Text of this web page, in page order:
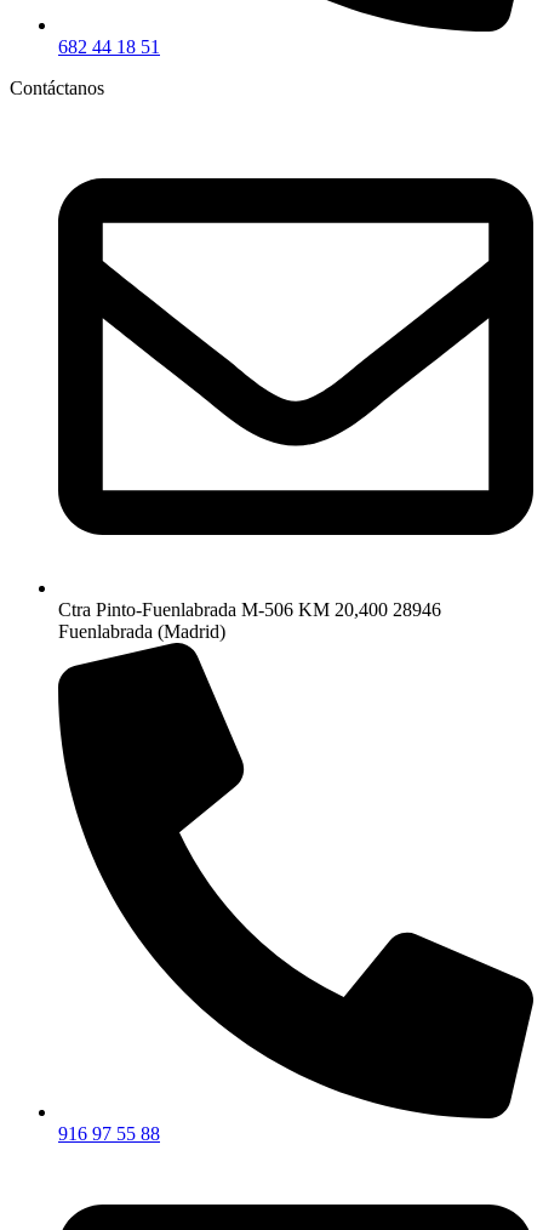
682 44 18 51
Contáctanos
Ctra Pinto-Fuenlabrada M-506 KM 20,400 28946
Fuenlabrada (Madrid)
916 97 55 88